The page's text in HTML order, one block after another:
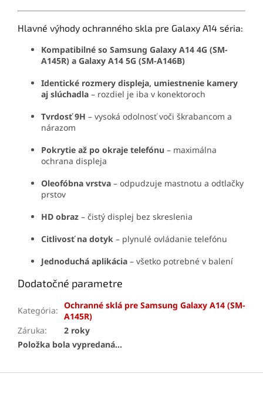
Hlavné výhody ochranného skla pre Galaxy A14 séria:
Kompatibilné so Samsung Galaxy A14 4G (SM-
A145R) a Galaxy A14 5G (SM-A146B)
Identické rozmery displeja, umiestnenie kamery
aj slúchadla – rozdiel je iba v konektoroch
Tvrdosť 9H – vysoká odolnosť voči škrabancom a
nárazom
Pokrytie až po okraje telefónu – maximálna
ochrana displeja
Oleofóbna vrstva – odpudzuje mastnotu a odtlačky
prstov
HD obraz – čistý displej bez skreslenia
Citlivosť na dotyk – plynulé ovládanie telefónu
Jednoduchá aplikácia – všetko potrebné v balení
Dodatočné parametre
Kategória: Ochranné sklá pre Samsung Galaxy A14 (SM-
A145R)
Záruka:
2 roky
Položka bola vypredaná…